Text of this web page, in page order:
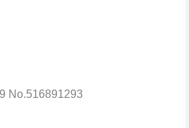
No.516891293